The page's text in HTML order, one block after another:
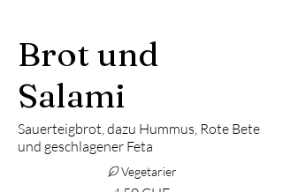
Brot und
Salami
Sauerteigbrot, dazu Hummus, Rote Bete
und geschlagener Feta
Vegetarier